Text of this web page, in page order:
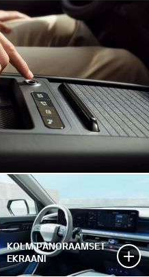
KOLM PANORAAMSET
EKRAANI